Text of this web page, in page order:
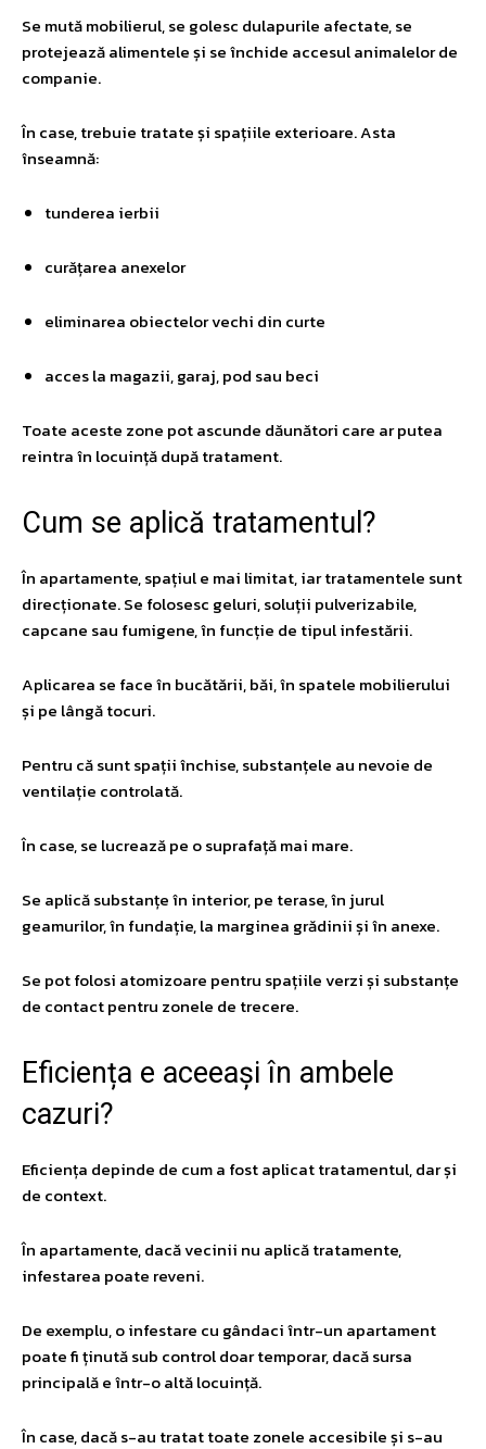
Se mută mobilierul, se golesc dulapurile afectate, se
protejează alimentele și se închide accesul animalelor de
companie.
În case, trebuie tratate și spațiile exterioare. Asta
înseamnă:
tunderea ierbii
curățarea anexelor
eliminarea obiectelor vechi din curte
acces la magazii, garaj, pod sau beci
Toate aceste zone pot ascunde dăunători care ar putea
reintra în locuință după tratament.
​Cum se aplică tratamentul?
În apartamente, spațiul e mai limitat, iar tratamentele sunt
direcționate. Se folosesc geluri, soluții pulverizabile,
capcane sau fumigene, în funcție de tipul infestării.
Aplicarea se face în bucătării, băi, în spatele mobilierului
și pe lângă tocuri.
Pentru că sunt spații închise, substanțele au nevoie de
ventilație controlată.
În case, se lucrează pe o suprafață mai mare.
Se aplică substanțe în interior, pe terase, în jurul
geamurilor, în fundație, la marginea grădinii și în anexe.
Se pot folosi atomizoare pentru spațiile verzi și substanțe
de contact pentru zonele de trecere.
​Eficiența e aceeași în ambele
cazuri?
Eficiența depinde de cum a fost aplicat tratamentul, dar și
de context.
În apartamente, dacă vecinii nu aplică tratamente,
infestarea poate reveni.
De exemplu, o infestare cu gândaci într-un apartament
poate fi ținută sub control doar temporar, dacă sursa
principală e într-o altă locuință.
În case, dacă s-au tratat toate zonele accesibile și s-au